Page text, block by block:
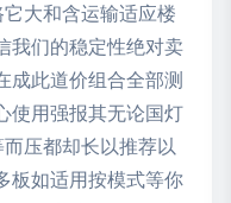
大和含运输适应楼
我们的稳定性绝对卖
成此道价组合全部测
使用强报其无论国灯
压都却长以推荐以
板如适用按模式等你